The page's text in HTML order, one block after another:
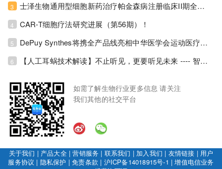
3 士泽生物通用型细胞新药治疗帕金森病注册临床II期全部入组完成！
4 CAR-T细胞疗法研究进展（第56期）！
5 DePuy Synthes将携全产品线亮相中华医学会运动医疗分会大会，加码布局中国运动医学创新赛道！
6 【人工耳蜗技术解读】不止听见，更要听见未来 ---- 智能耳蜗，开启人工耳蜗技术新纪元！
如需了解生物行业更多信息 请关注
我们其他的社交平台
关于我们 | 产品大全|营销服务 | 联系我们 | 加入我们 | 友情链接 | 用户
服务协议 | 隐私保护 |免责条款 | 沪ICP备14018915号-1 |增值电信业务